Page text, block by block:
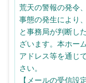
荒天の警報の発令
事態の発生により
と事務局が判断し
ざいます。本ホー
アドレス等を通じ
さい。
【メールの受信設